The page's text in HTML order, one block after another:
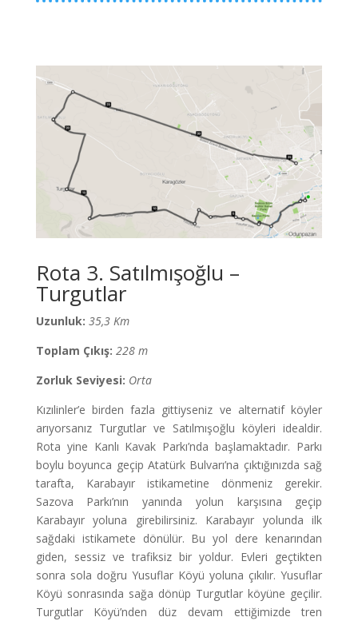
Rota 3. Satılmışoğlu –
Turgutlar
Uzunluk: 35,3 Km
Toplam Çıkış: 228 m
Zorluk Seviyesi: Orta
Kızılinler’e birden fazla gittiyseniz ve alternatif köyler
arıyorsanız Turgutlar ve Satılmışoğlu köyleri idealdir.
Rota yine Kanlı Kavak Parkı’nda başlamaktadır. Parkı
boylu boyunca geçip Atatürk Bulvarı’na çıktığınızda sağ
tarafta, Karabayır istikametine dönmeniz gerekir.
Sazova Parkı’nın yanında yolun karşısına geçip
Karabayır yoluna girebilirsiniz. Karabayır yolunda ilk
sağdaki istikamete dönülür. Bu yol dere kenarından
giden, sessiz ve trafiksiz bir yoldur. Evleri geçtikten
sonra sola doğru Yusuflar Köyü yoluna çıkılır. Yusuflar
Köyü sonrasında sağa dönüp Turgutlar köyüne geçilir.
Turgutlar Köyü’nden düz devam ettiğimizde tren